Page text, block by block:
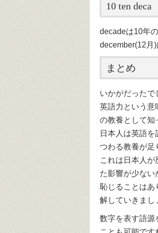
10 ten deca
decadeは10年
december(12月)
まとめ
いかがだったで
英語力という意
の教養として知
日本人は英語
つわる教養が足
これは日本人
た影響が少ない
恥じることはあ
解していきまし
数字を表す語源